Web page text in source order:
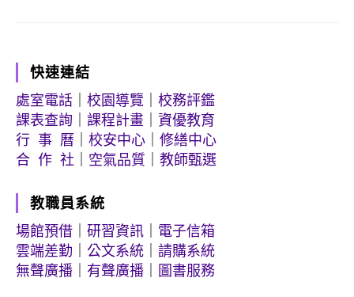
快速連結
處室電話
校園導覽
校務評鑑
課表查詢
課程計畫
資優教育
行 事 曆
校安中心
修繕中心
合 作 社
空氣品質 教師甄選
教職員系統
場館預借
研習資訊
電子信箱
雲端差勤
公文系統
請購系統
無聲廣播
有聲廣播 圖書服務